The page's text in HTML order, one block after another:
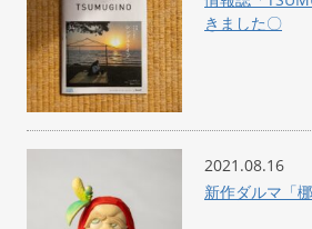
きました〇
2021.08.16
新作ダルマ「